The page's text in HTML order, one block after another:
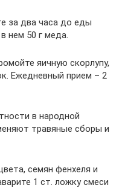
за два часа до еды
нем 50 г меда.
яичную скорлупу,
Ежедневный прием – 2
в народной
травяные сборы и
семян фенхеля и
1 ст. ложку смеси